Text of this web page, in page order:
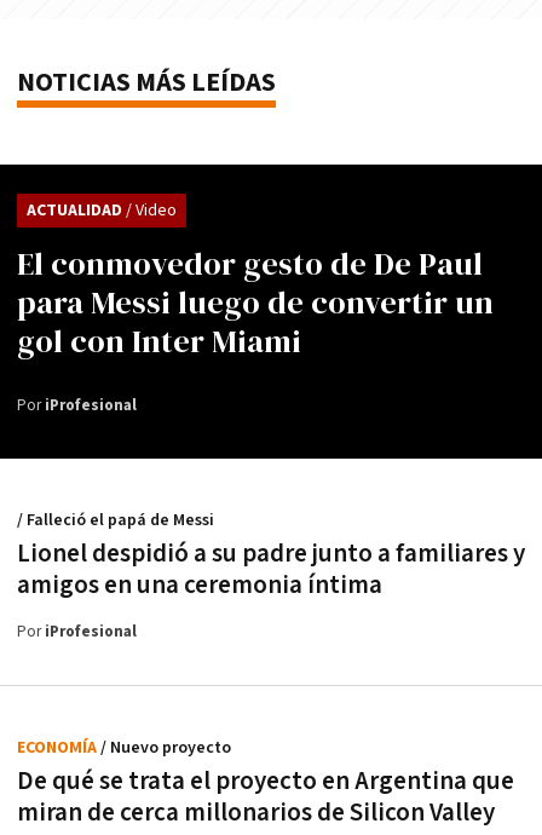
NOTICIAS MÁS LEÍDAS
El conmovedor gesto de De Paul
para Messi luego de convertir un
gol con Inter Miami
ACTUALIDAD / Video
PoriProfesional
Lionel despidió a su padre junto a familiares y
amigos en una ceremonia íntima
/ Falleció el papá de Messi
PoriProfesional
De qué se trata el proyecto en Argentina que
miran de cerca millonarios de Silicon Valley
ECONOMÍA/ Nuevo proyecto